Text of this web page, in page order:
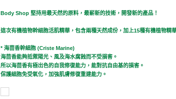
Body Shop 堅持用最天然的原料，最嶄新的技術，開發新的產品！
這次有機植物幹細胞活肌精華，包含兩種天然成份，加上15種有機植物精
* 海茴香幹細胞 (Criste Marine)
海茴香能夠抵禦陽光、風及海水腐蝕而不受損害。
所以海茴香有極出色的自我修復能力，能對抗自由基的損害。
保護細胞免受氧化，加強肌膚修復重建能力。